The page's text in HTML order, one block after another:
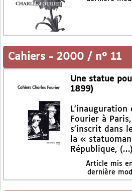
Cahiers - 2000 / n° 11
Une statue
1899)
Fourier à
s’inscrit dans
la «
République, (…)
Article mis
dernière